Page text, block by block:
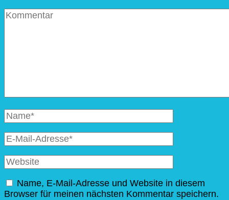
Kommentar
Vollständiger
Name
E-
Mail
Website
Name, E-Mail-Adresse und Website in diesem
Browser für meinen nächsten Kommentar speichern.